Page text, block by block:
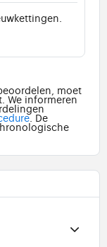
moet
We informeren
. De